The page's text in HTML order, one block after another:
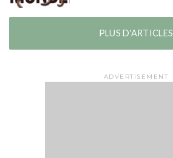
PLUS D'ARTICLES
ADVERTISEMENT